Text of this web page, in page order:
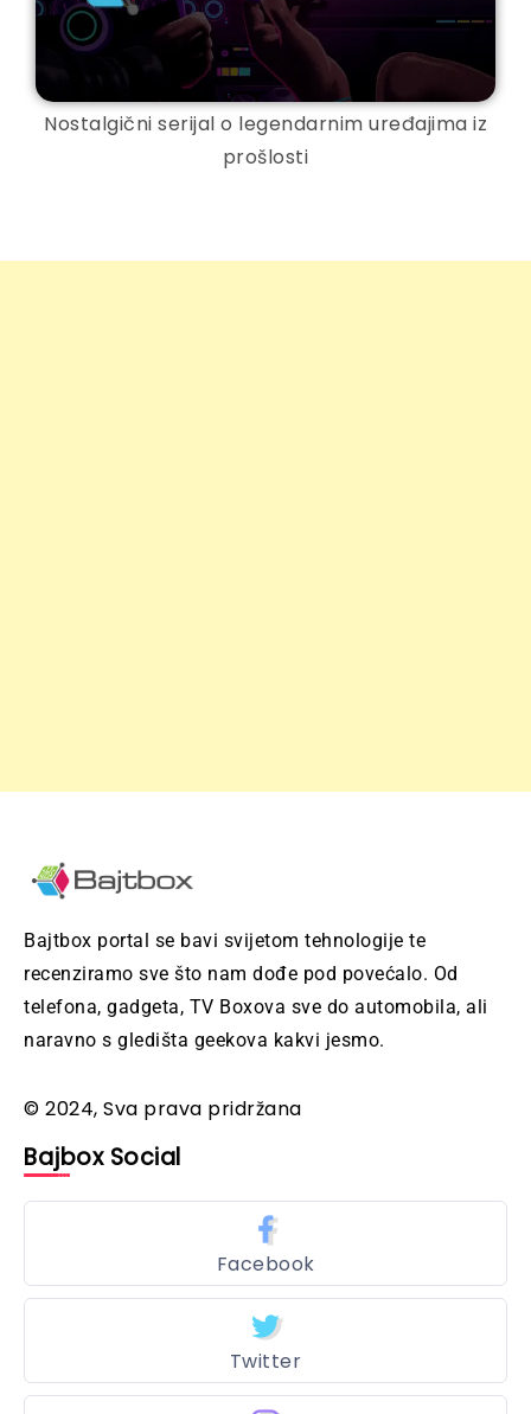
Nostalgični serijal o legendarnim uređajima iz
prošlosti
Bajtbox portal se bavi svijetom tehnologije te
recenziramo sve što nam dođe pod povećalo. Od
telefona, gadgeta, TV Boxova sve do automobila, ali
naravno s gledišta geekova kakvi jesmo.
© 2024, Sva prava pridržana
Bajbox Social
Facebook
Twitter